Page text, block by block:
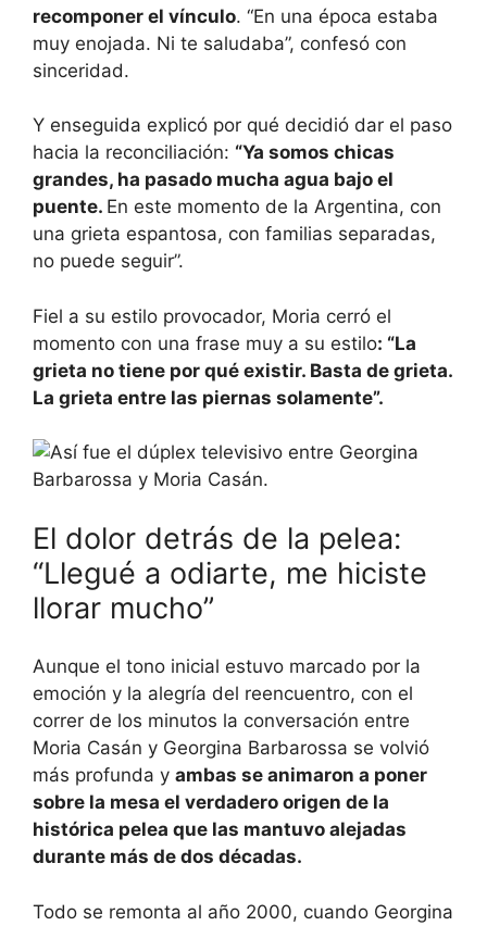
recomponer el vínculo. “En una época estaba
muy enojada. Ni te saludaba”, confesó con
sinceridad.
Y enseguida explicó por qué decidió dar el paso
hacia la reconciliación: “Ya somos chicas
grandes, ha pasado mucha agua bajo el
puente. En este momento de la Argentina, con
una grieta espantosa, con familias separadas,
no puede seguir”.
Fiel a su estilo provocador, Moria cerró el
momento con una frase muy a su estilo: “La
grieta no tiene por qué existir. Basta de grieta.
La grieta entre las piernas solamente”.
El dolor detrás de la pelea:
“Llegué a odiarte, me hiciste
llorar mucho”
Aunque el tono inicial estuvo marcado por la
emoción y la alegría del reencuentro, con el
correr de los minutos la conversación entre
Moria Casán y Georgina Barbarossa se volvió
más profunda y ambas se animaron a poner
sobre la mesa el verdadero origen de la
histórica pelea que las mantuvo alejadas
durante más de dos décadas.
Todo se remonta al año 2000, cuando Georgina